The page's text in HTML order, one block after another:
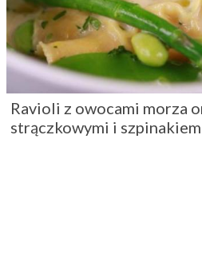
Ravioli z owocami morza
strączkowymi i szpinakiem